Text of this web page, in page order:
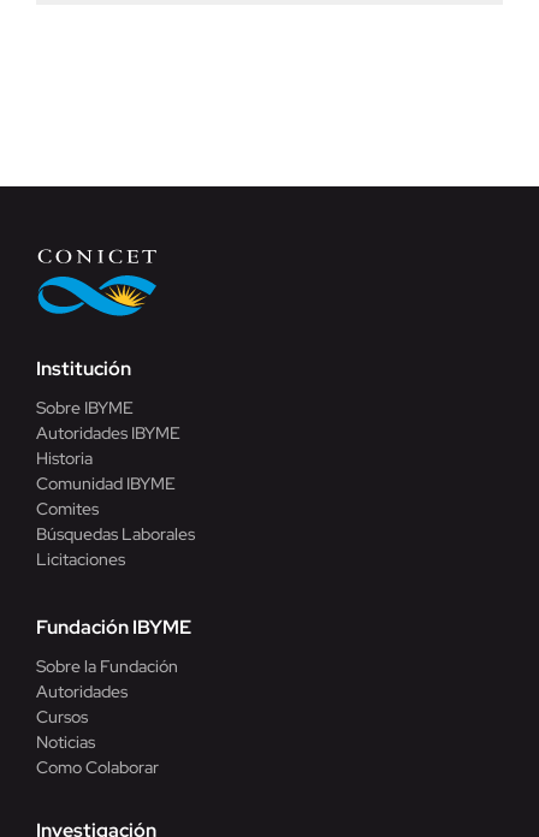
Institución
Sobre IBYME
Autoridades IBYME
Historia
Comunidad IBYME
Comites
Búsquedas Laborales
Licitaciones
Fundación IBYME
Sobre la Fundación
Autoridades
Cursos
Noticias
Como Colaborar
Investigación